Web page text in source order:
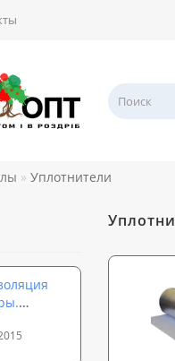
Уплотнители
для